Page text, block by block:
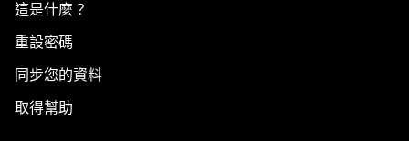
這是什麼？
重設密碼
同步您的資料
取得幫助